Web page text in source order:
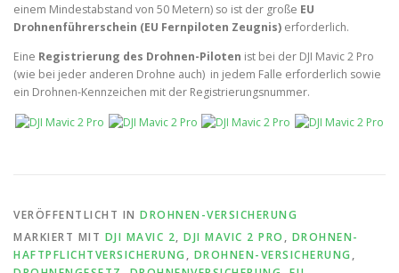
einem Mindestabstand von 50 Metern) so ist der große EU
Drohnenführerschein (EU Fernpiloten Zeugnis) erforderlich.
Eine Registrierung des Drohnen-Piloten ist bei der DJI Mavic 2 Pro
(wie bei jeder anderen Drohne auch) in jedem Falle erforderlich sowie
ein Drohnen-Kennzeichen mit der Registrierungsnummer.
VERÖFFENTLICHT IN DROHNEN-VERSICHERUNG
MARKIERT MIT DJI MAVIC 2, DJI MAVIC 2 PRO , DROHNEN-
HAFTPFLICHTVERSICHERUNG , DROHNEN-VERSICHERUNG ,